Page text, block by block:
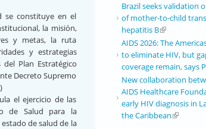
se constituye en el
la misión,
y metas, la ruta
y estrategias
Plan Estratégico
Decreto Supremo
el ejercicio de las
de Salud para la
de salud de la
Brazil seeks validation
of mother-to-child
hepatitis B(link is
AIDS 2026: The
to eliminate HIV, but
coverage remain, says
New collaboration
AIDS Healthcare
early HIV diagnosis in
the Caribbean(link is